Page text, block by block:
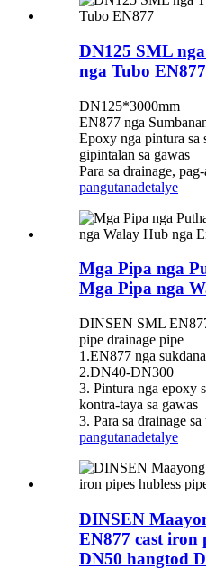
DN125 SML
nga Tubo EN877
DN125*3000mm
EN877 nga
Epoxy nga pintura sa
gipintalan sa gawas
Para sa drainage,
pangutanadetalye
Mga Pipa nga
Mga Pipa nga
DINSEN SML
pipe drainage pipe
1.EN877 nga
2.DN40-DN300
3. Pintura nga epoxy
kontra-taya sa gawas
3. Para sa drainage
pangutanadetalye
DINSEN
EN877 cast iron
DN50 hangtod